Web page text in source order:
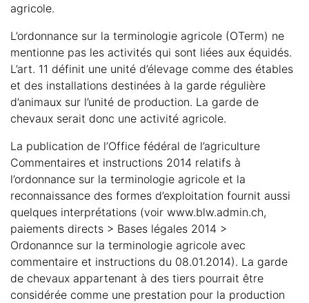
agricole.
L’ordonnance sur la terminologie agricole (OTerm) ne
mentionne pas les activités qui sont liées aux équidés.
L’art. 11 définit une unité d’élevage comme des étables
et des installations destinées à la garde régulière
d’animaux sur l’unité de production. La garde de
chevaux serait donc une activité agricole.
La publication de l’Office fédéral de l’agriculture
Commentaires et instructions 2014 relatifs à
l’ordonnance sur la terminologie agricole et la
reconnaissance des formes d’exploitation fournit aussi
quelques interprétations (voir www.blw.admin.ch,
paiements directs > Bases légales 2014 >
Ordonannce sur la terminologie agricole avec
commentaire et instructions du 08.01.2014). La garde
de chevaux appartenant à des tiers pourrait être
considérée comme une prestation pour la production